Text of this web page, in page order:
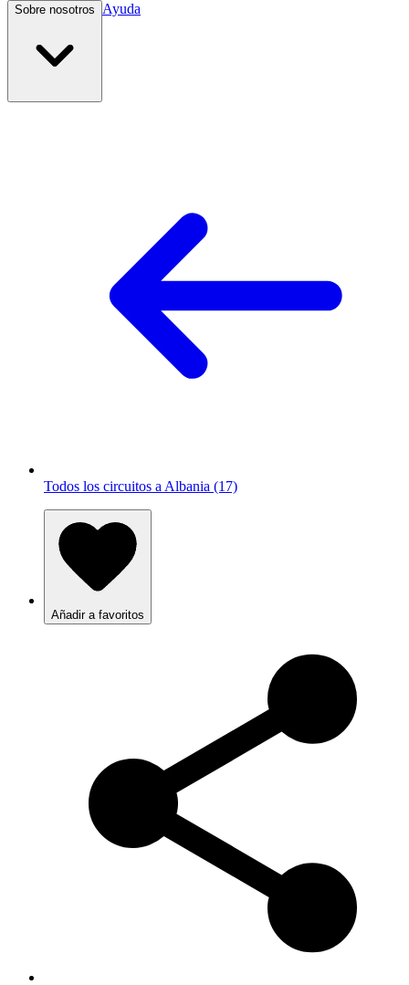
Sobre nosotros Ayuda
Todos los circuitos a Albania (17)
Añadir a favoritos